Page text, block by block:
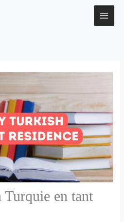
Turquie en tant